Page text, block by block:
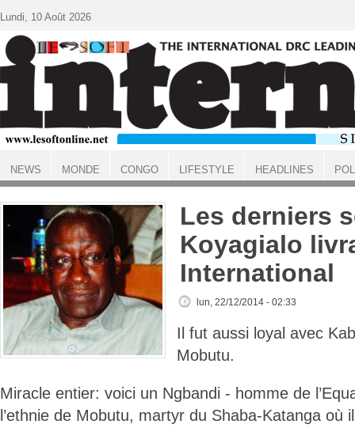
ACCUEIL
Les derniers
Koyagialo
International
lun, 22/12/2014 - 02:33
Il fut aussi loyal avec
Mobutu.
Miracle entier: voici un Ngbandi - homme de
l’ethnie de Mobutu, martyr du Shaba-Katanga où
Lundi, 10 Août 2026
NEWS MONDE CONGO LIFESTYLE HEADLINES